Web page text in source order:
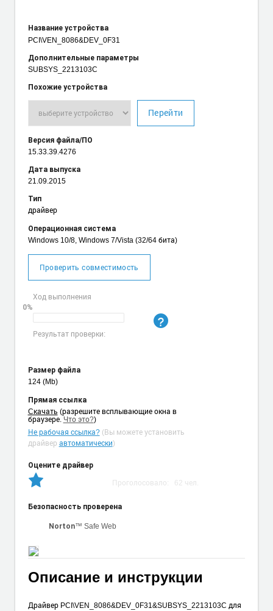
Название устройства
PCI\VEN_8086&DEV_0F31
Дополнительные параметры
SUBSYS_2213103C
Похожие устройства
Перейти
Версия файла/ПО
15.33.39.4276
Дата выпуска
21.09.2015
Тип
драйвер
Операционная система
Windows 10/8, Windows 7/Vista (32/64 бита)
Проверить совместимость
Ход выполнения
0%
Результат проверки:
Размер файла
124 (Mb)
Прямая ссылка
Cкачать (разрешите всплывающие окна в
браузере. Что это?)
Не рабочая ссылка?(Вы можете установить
драйвер автоматически)
Оцените драйвер
Проголосовало: 62 чел.
Безопасность проверена
Norton™ Safe Web
Описание и инструкции
Драйвер PCI\VEN_8086&DEV_0F31&SUBSYS_2213103C для